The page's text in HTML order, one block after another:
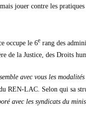
jouer contre les
occupe le 6e rang des
de la Justice, des Droits
avec vous les
REN-LAC. Selon qui sa
avec les syndicats du